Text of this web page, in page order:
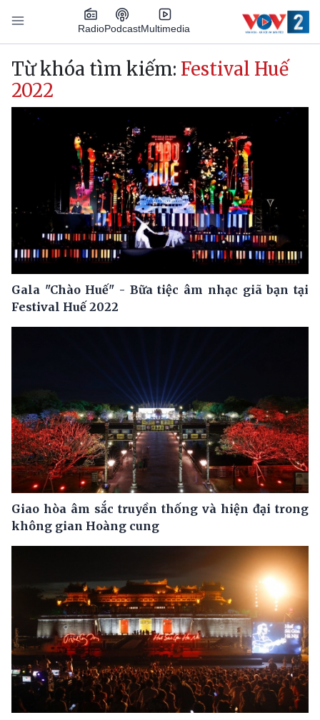
Nhảy đến nội dung
RadioPodcastMultimedia
Main navigation
Từ khóa tìm kiếm: Festival Huế
2022
Gala "Chào Huế" - Bữa tiệc âm nhạc giã bạn tại
Festival Huế 2022
Giao hòa âm sắc truyền thống và hiện đại trong
không gian Hoàng cung